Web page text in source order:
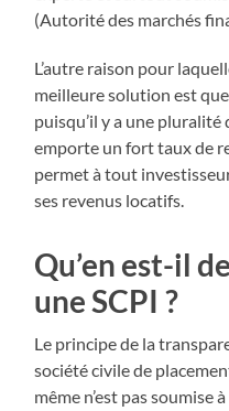
(Autorité des marchés
L’autre raison pour
meilleure solution est
puisqu’il y a une pluralité
emporte un fort taux de
permet à tout
ses revenus locatifs.
Qu’en est-il
une SCPI ?
Le principe de la
société civile de
même n’est pas soumise